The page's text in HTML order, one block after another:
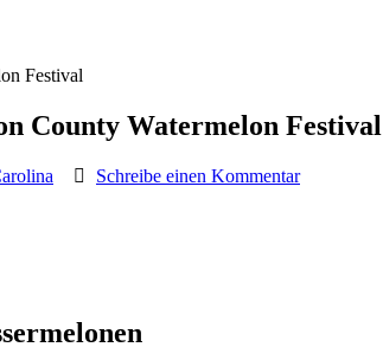
Festival
County Watermelon Festival
Schreibe einen Kommentar